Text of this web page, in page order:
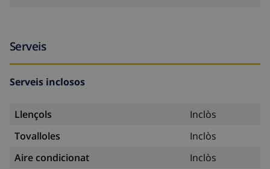
Serveis
Serveis inclosos
Llençols
Inclòs
Tovalloles
Inclòs
Aire condicionat
Inclòs